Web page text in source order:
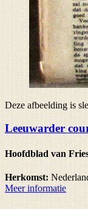
Deze afbeelding is
Leeuwarder
Hoofdblad van
Herkomst:
Meer informatie